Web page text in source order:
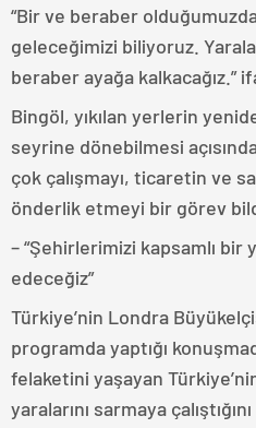
“Bir ve beraber
geleceğimizi biliyoruz.
beraber ayağa kalkacağız.”
Bingöl, yıkılan yerlerin
seyrine dönebilmesi
çok çalışmayı, ticaretin ve
önderlik etmeyi bir görev
– “Şehirlerimizi kapsamlı bir
edeceğiz”
Türkiye’nin Londra
programda yaptığı
felaketini yaşayan
yaralarını sarmaya